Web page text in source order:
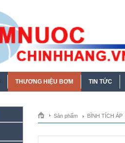
THƯƠNG HIỆU BƠM TIN TỨC
Sản phẩm BÌNH TÍCH ÁP